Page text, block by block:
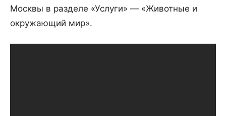
Москвы в разделе «Услуги» — «Животные и
окружающий мир».